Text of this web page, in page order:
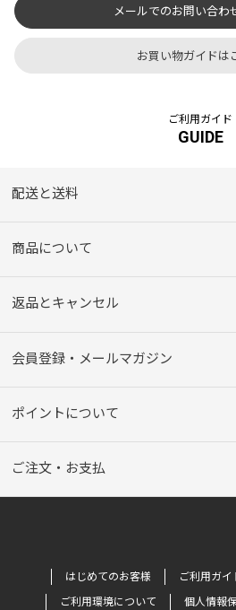
メールでのお問い合わ
お買い物ガイドは
ご利用ガイド
GUIDE
配送と送料
商品について
返品とキャンセル
会員登録・メールマガジン
ポイントについて
ご注文・お支払
はじめてのお客様 ご利用ガイ
ご利用環境について
個人情報